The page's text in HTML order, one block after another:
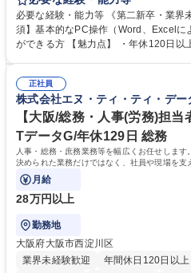
営事務局業務などにも幅広く携わっていただきます。
入力業務】 ・医師（会員）の住所変更
・年会費の徴収管理や入金データの照
年休120日/デスクワーク中心で残業少な
必要な経験・能力等 《第二新卒・業界
須】基本的なPC操作（Word、Excelに
ができる方 【魅力点】 ・年休120日以上に加え、9時～17時の「実働7時
整、資料作成、当日の運営サポート 学歴・資格 学歴：大学院 大学 語学
力： 資格：
正社員
株式会社エヌ・ティ・ティ・デ
【大阪/総務・人事(労務)担
TデータG/年休129日 総務
人事・総務・庶務業務等を幅広くお任せします
決められた業務だけではなく、社員や現場を支
て柔軟に対応いただくことを期待します。
月給
28万円以上
勤務地
大阪府大阪市西淀川区
業界未経験歓迎
年間休日120日以上